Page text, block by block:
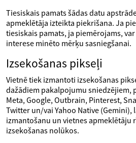
Tiesiskais pamats šādas datu
apmeklētāja izteikta piekrišana. Ja
tiesiskais pamats, ja piemērojams,
interese minēto mērķu sasniegšanai.
Izsekošanas pikseļi
Vietnē tiek izmantoti izsekošanas
dažādiem pakalpojumu sniedzējiem,
Meta, Google, Outbrain, Pinterest,
Twitter un/vai Yahoo Native (Gemini),
izmantošanu un vietnes apmeklētāju
izsekošanas nolūkos.